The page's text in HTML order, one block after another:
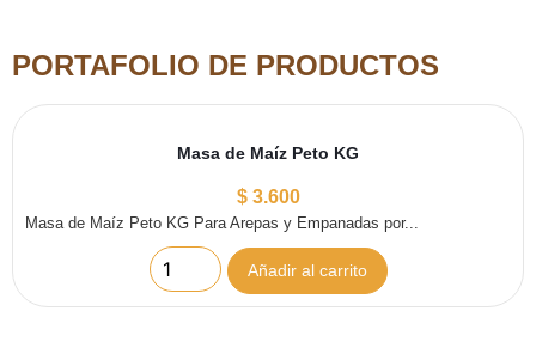
PORTAFOLIO DE PRODUCTOS
Masa de Maíz Peto KG
$3.600
Masa de Maíz Peto KG Para Arepas y Empanadas por...
Añadir al carrito